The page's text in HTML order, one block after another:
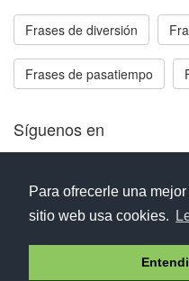
Para ofrecerle una
sitio web usa cookies.
Frases de diversión
Frases de pasatiempo
Síguenos en
Aviso